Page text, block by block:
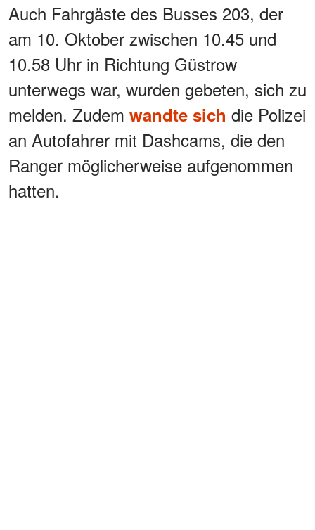
Auch Fahrgäste des Busses 203, der
am 10. Oktober zwischen 10.45 und
10.58 Uhr in Richtung Güstrow
unterwegs war, wurden gebeten, sich zu
melden. Zudem wandte sich die Polizei
an Autofahrer mit Dashcams, die den
Ranger möglicherweise aufgenommen
hatten.